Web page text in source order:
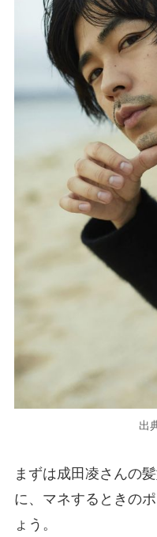
出
まずは成田凌さんの
に、マネするときの
ょう。